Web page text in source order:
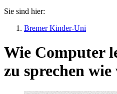
Sie sind hier:
Bremer Kinder-Uni
Wie Computer
zu sprechen